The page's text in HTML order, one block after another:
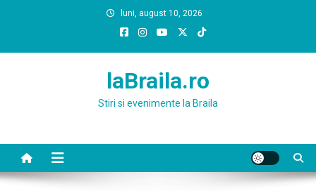
luni, august 10, 2026
laBraila.ro
Stiri si evenimente la Braila